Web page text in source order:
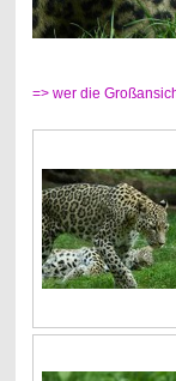
=> wer die